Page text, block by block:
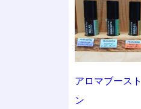
アロマブース
ン